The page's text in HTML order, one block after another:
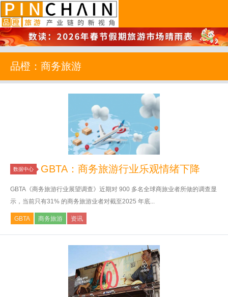
品橙旅游
品橙：商务旅游
数据中心 GBTA：商务旅游行业乐观情绪下降
GBTA《商务旅游行业展望调查》近期对 900 多名全球商旅业者所做的调查显
示，当前只有31% 的商务旅游业者对截至2025 年底...
GBTA 商务旅游 资讯